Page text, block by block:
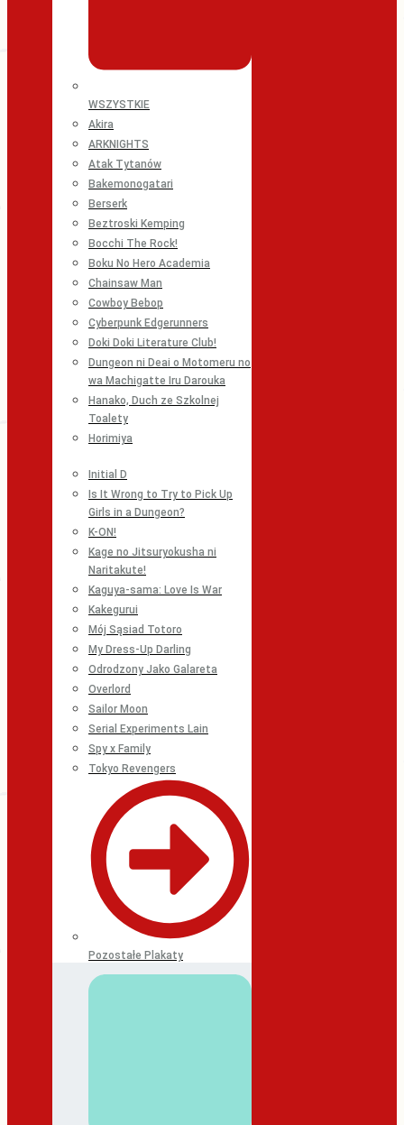
WSZYSTKIE
Akira
ARKNIGHTS
Atak Tytanów
Bakemonogatari
Berserk
Beztroski Kemping
Bocchi The Rock!
Boku No Hero Academia
Chainsaw Man
Cowboy Bebop
Cyberpunk Edgerunners
Doki Doki Literature Club!
Dungeon ni Deai o Motomeru no
wa Machigatte Iru Darouka
Hanako, Duch ze Szkolnej
Toalety
Horimiya
Initial D
Is It Wrong to Try to Pick Up
Girls in a Dungeon?
K-ON!
Kage no Jitsuryokusha ni
Naritakute!
Kaguya-sama: Love Is War
Kakegurui
Mój Sąsiad Totoro
My Dress-Up Darling
Odrodzony Jako Galareta
Overlord
Sailor Moon
Serial Experiments Lain
Spy x Family
Tokyo Revengers
Pozostałe Plakaty